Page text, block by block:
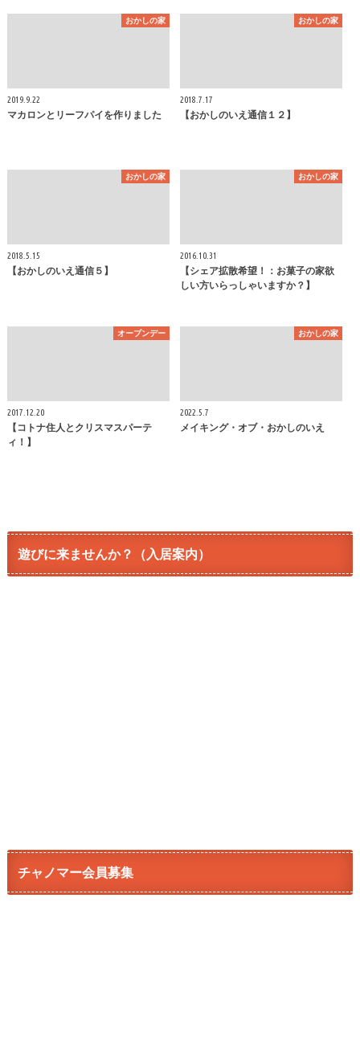
おかしの家
2019.9.22
マカロンとリーフパイを作りました
おかしの家
2018.7.17
【おかしのいえ通信１２】
おかしの家
2018.5.15
【おかしのいえ通信５】
おかしの家
2016.10.31
【シェア拡散希望！：お菓子の家欲
しい方いらっしゃいますか？】
オープンデー
2017.12.20
【コトナ住人とクリスマスパーテ
ィ！】
おかしの家
2022.5.7
メイキング・オブ・おかしのいえ
遊びに来ませんか？（入居案内）
チャノマー会員募集